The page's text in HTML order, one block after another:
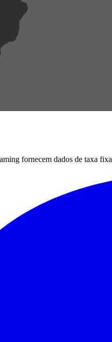
fornecem dados de taxa